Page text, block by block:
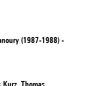
(1987-1988) -